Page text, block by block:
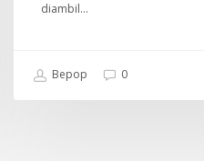
diambil…
Bepop 0